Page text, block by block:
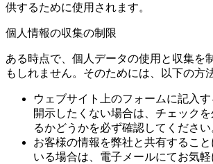
供するために使用されます。
個人情報の収集の制限
ある時点で、個人データの使用と収集を
もしれません。そのためには、以下の方
ウェブサイト上のフォームに記入
開示したくない場合は、チェック
るかどうかを必ず確認してください
お客様の情報を弊社と共有するこ
いる場合は、電子メールにてお気